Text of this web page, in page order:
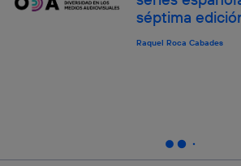
séptima
Raquel Roca Cabades